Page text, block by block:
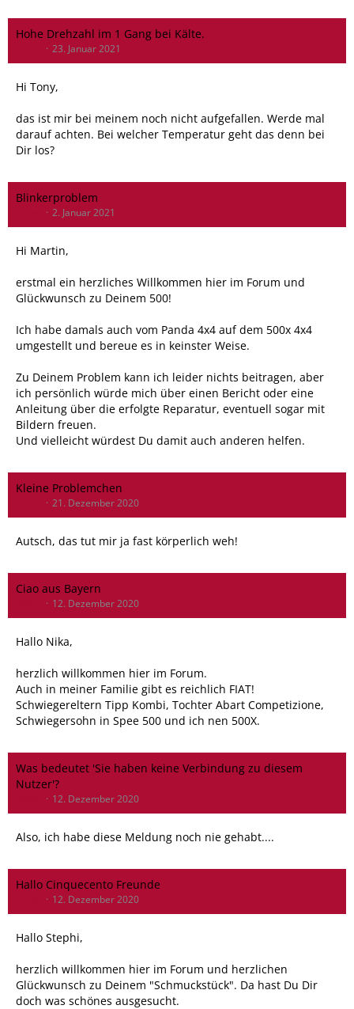
Hohe Drehzahl im 1 Gang bei Kälte.
23. Januar 2021
Hi Tony,
das ist mir bei meinem noch nicht aufgefallen. Werde mal
darauf achten. Bei welcher Temperatur geht das denn bei
Dir los?
Blinkerproblem
2. Januar 2021
Hi Martin,
erstmal ein herzliches Willkommen hier im Forum und
Glückwunsch zu Deinem 500!
Ich habe damals auch vom Panda 4x4 auf dem 500x 4x4
umgestellt und bereue es in keinster Weise.
Zu Deinem Problem kann ich leider nichts beitragen, aber
ich persönlich würde mich über einen Bericht oder eine
Anleitung über die erfolgte Reparatur, eventuell sogar mit
Bildern freuen.
Und vielleicht würdest Du damit auch anderen helfen.
Kleine Problemchen
21. Dezember 2020
Autsch, das tut mir ja fast körperlich weh!
Ciao aus Bayern
12. Dezember 2020
Hallo Nika,
herzlich willkommen hier im Forum.
Auch in meiner Familie gibt es reichlich FIAT!
Schwiegereltern Tipp Kombi, Tochter Abart Competizione,
Schwiegersohn in Spee 500 und ich nen 500X.
Was bedeutet 'Sie haben keine Verbindung zu diesem
Nutzer'?
12. Dezember 2020
Also, ich habe diese Meldung noch nie gehabt....
Hallo Cinquecento Freunde
12. Dezember 2020
Hallo Stephi,
herzlich willkommen hier im Forum und herzlichen
Glückwunsch zu Deinem "Schmuckstück". Da hast Du Dir
doch was schönes ausgesucht.